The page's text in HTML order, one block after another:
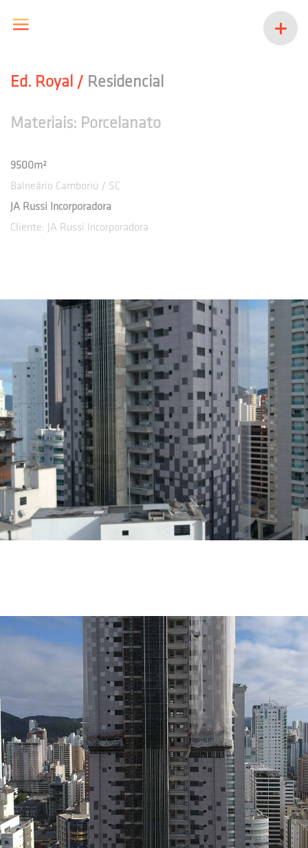
Ed. Royal / Residencial
Materiais: Porcelanato
9500m²
Balneário Camboriú / SC
JA Russi Incorporadora
Cliente: JA Russi Incorporadora